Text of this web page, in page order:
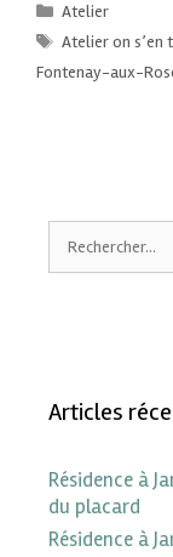
Atelier
Atelier on s’en
Fontenay-aux-
Articles
Résidence à
du placard
Résidence à